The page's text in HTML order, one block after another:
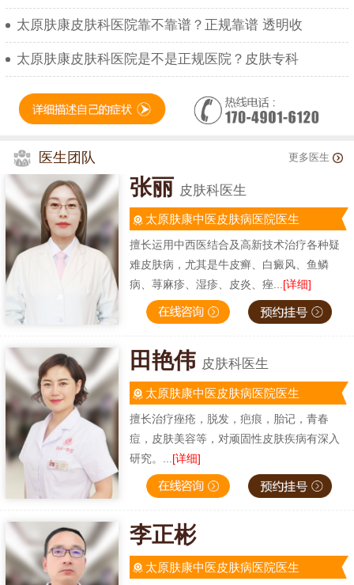
太原肤康皮肤科医院靠不靠谱？正规靠谱 透明收
太原肤康皮肤科医院是不是正规医院？皮肤专科
医生团队 更多医生
张丽 皮肤科医生
太原肤康中医皮肤病医院医生
擅长运用中西医结合及高新技术治疗各种疑
难皮肤病，尤其是牛皮癣、白癜风、鱼鳞
病、荨麻疹、湿疹、皮炎、痤... [详细]
田艳伟 皮肤科医生
太原肤康中医皮肤病医院医生
擅长治疗痤疮，脱发，疤痕，胎记，青春
痘，皮肤美容等，对顽固性皮肤疾病有深入
研究。... [详细]
李正彬
太原肤康中医皮肤病医院医生